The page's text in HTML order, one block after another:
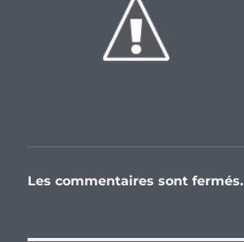
Les commentaires sont fermés.